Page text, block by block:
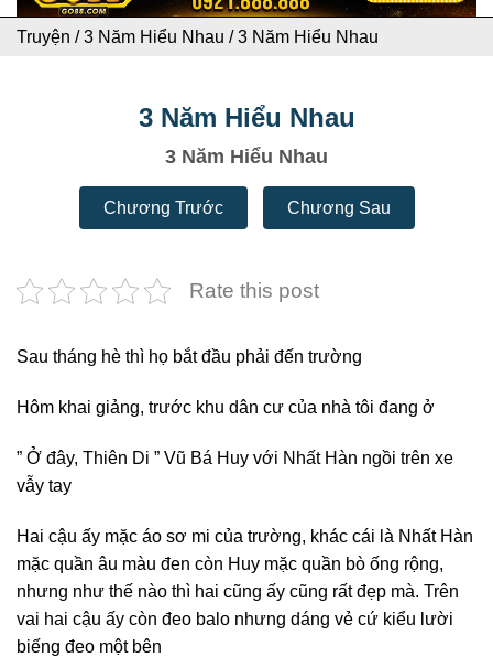
Truyện /3 Năm Hiểu Nhau /3 Năm Hiểu Nhau
3 Năm Hiểu Nhau
3 Năm Hiểu Nhau
Chương Trước Chương Sau
Rate this post
Sau tháng hè thì họ bắt đầu phải đến trường
Hôm khai giảng, trước khu dân cư của nhà tôi đang ở
” Ở đây, Thiên Di ” Vũ Bá Huy với Nhất Hàn ngồi trên xe
vẫy tay
Hai cậu ấy mặc áo sơ mi của trường, khác cái là Nhất Hàn
mặc quần âu màu đen còn Huy mặc quần bò ống rộng,
nhưng như thế nào thì hai cũng ấy cũng rất đẹp mà. Trên
vai hai cậu ấy còn đeo balo nhưng dáng vẻ cứ kiểu lười
biếng đeo một bên